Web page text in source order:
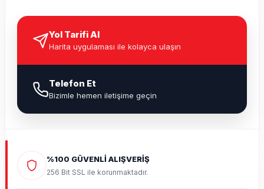
Yol Tarifi Al
Harita uygulaması ile kolayca ulaşın
Telefon Et
Bizimle hemen iletişime geçin
%100 GÜVENLİ ALIŞVERİŞ
256 Bit SSL ile korunmaktadır.